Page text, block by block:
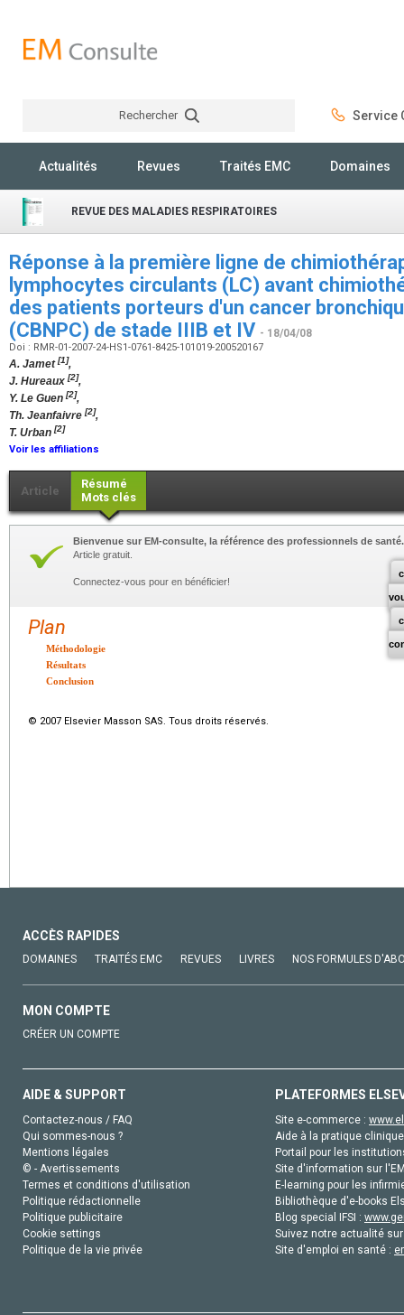
Rechercher Service
Actualités Revues Traités EMC Domaines
REVUE DES MALADIES RESPIRATOIRES
Réponse à la première ligne de
lymphocytes circulants (LC) avant
des patients porteurs d'un cancer
(CBNPC) de stade IIIB et IV - 18/04/08
Doi : RMR-01-2007-24-HS1-0761-8425-101019-200520167
A. Jamet[1],
J. Hureaux [2],
Y. Le Guen [2],
Th. Jeanfaivre [2],
T. Urban [2]
Voir les affiliations
Article
Résumé
Mots clés
Bienvenue sur EM-consulte, la référence des professionnels de santé.
Article gratuit.
Connectez-vous pour en bénéficier!
Plan
Méthodologie
Résultats
Conclusion
© 2007 Elsevier Masson SAS. Tous droits réservés.
ACCÈS RAPIDES
DOMAINES TRAITÉS EMC REVUES LIVRES NOS FORMULES
MON COMPTE
CRÉER UN COMPTE
AIDE & SUPPORT
Contactez-nous / FAQ
Qui sommes-nous ?
Mentions légales
© - Avertissements
Termes et conditions d'utilisation
Politique rédactionnelle
Politique publicitaire
Cookie settings
Politique de la vie privée
PLATEFORMES
Site e-commerce :
Aide à la pratique
Portail pour les
Site d'information sur
E-learning pour les
Bibliothèque d'e-books
Blog special IFSI :
Suivez notre actualité
Site d'emploi en santé :